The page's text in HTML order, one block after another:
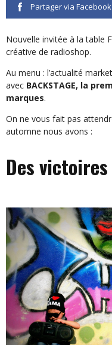
Partager via Facebook
Nouvelle invitée à la table
créative de radioshop.
Au menu : l’actualité
avec BACKSTAGE, la
marques.
On ne vous fait pas
automne nous avons :
Des victoires